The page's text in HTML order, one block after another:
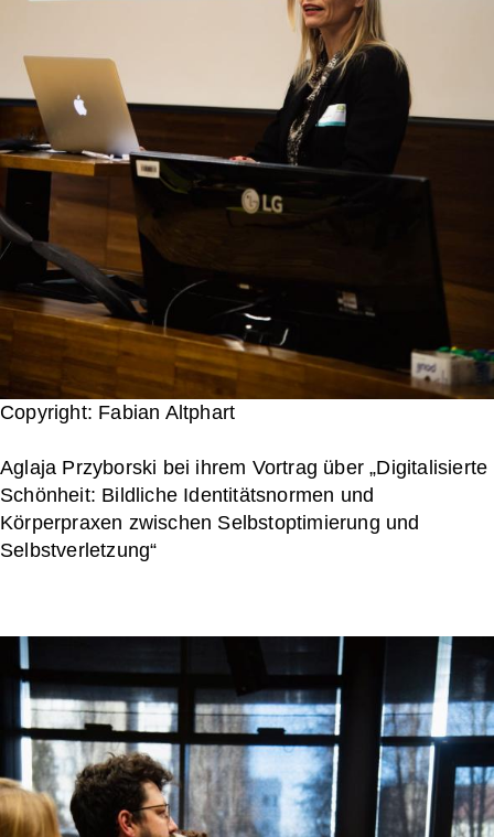
Copyright: Fabian Altphart
Aglaja Przyborski bei ihrem Vortrag über „Digitalisierte
Schönheit: Bildliche Identitätsnormen und
Körperpraxen zwischen Selbstoptimierung und
Selbstverletzung“